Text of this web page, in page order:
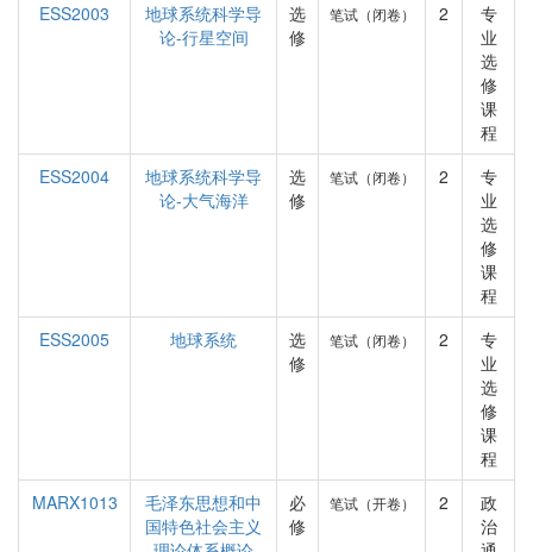
ESS2003
地球系统科学导
论-行星空间
选
修
笔试（闭卷） 2
专
业
选
修
课
程
ESS2004
地球系统科学导
论-大气海洋
选
修
笔试（闭卷） 2
专
业
选
修
课
程
ESS2005
地球系统
选
修
笔试（闭卷） 2
专
业
选
修
课
程
MARX1013
毛泽东思想和中
国特色社会主义
必
修
笔试（开卷） 2
政
治